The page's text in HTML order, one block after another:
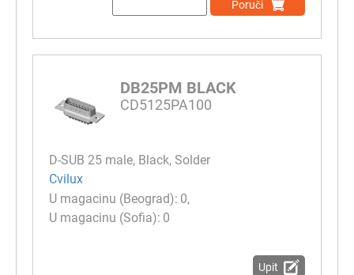
Poruči
DB25PM BLACK
CD5125PA100
D-SUB 25 male, Black, Solder
Cvilux
0
0
Upit